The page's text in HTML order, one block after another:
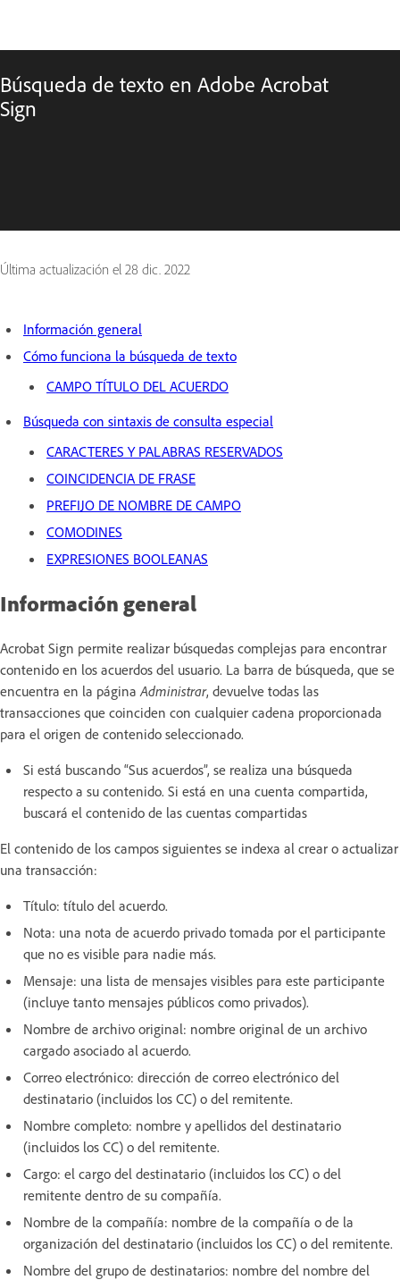
Búsqueda de texto en Adobe Acrobat
Sign
Última actualización el 28 dic. 2022
Información general
Cómo funciona la búsqueda de texto
CAMPO TÍTULO DEL ACUERDO
Búsqueda con sintaxis de consulta especial
CARACTERES Y PALABRAS RESERVADOS
COINCIDENCIA DE FRASE
PREFIJO DE NOMBRE DE CAMPO
COMODINES
EXPRESIONES BOOLEANAS
Información general
Acrobat Sign permite realizar búsquedas complejas para encontrar
contenido en los acuerdos del usuario. La barra de búsqueda, que se
encuentra en la página Administrar, devuelve todas las
transacciones que coinciden con cualquier cadena proporcionada
para el origen de contenido seleccionado.
Si está buscando “Sus acuerdos”, se realiza una búsqueda
respecto a su contenido. Si está en una cuenta compartida,
buscará el contenido de las cuentas compartidas
El contenido de los campos siguientes se indexa al crear o actualizar
una transacción:
Título: título del acuerdo.
Nota: una nota de acuerdo privado tomada por el participante
que no es visible para nadie más.
Mensaje: una lista de mensajes visibles para este participante
(incluye tanto mensajes públicos como privados).
Nombre de archivo original: nombre original de un archivo
cargado asociado al acuerdo.
Correo electrónico: dirección de correo electrónico del
destinatario (incluidos los CC) o del remitente.
Nombre completo: nombre y apellidos del destinatario
(incluidos los CC) o del remitente.
Cargo: el cargo del destinatario (incluidos los CC) o del
remitente dentro de su compañía.
Nombre de la compañía: nombre de la compañía o de la
organización del destinatario (incluidos los CC) o del remitente.
Nombre del grupo de destinatarios: nombre del nombre del